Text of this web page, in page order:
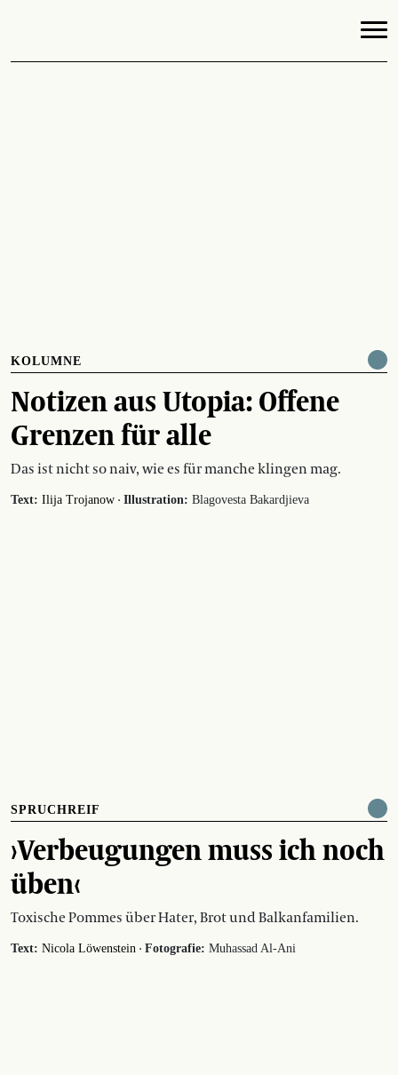
KOLUMNE
Notizen aus Utopia: Offene
Grenzen für alle
Das ist nicht so naiv, wie es für manche klingen mag.
Text: Ilija Trojanow · Illustration: Blagovesta Bakardjieva
SPRUCHREIF
›Verbeugungen muss ich noch
üben‹
Toxische Pommes über Hater, Brot und Balkanfamilien.
Text: Nicola Löwenstein · Fotografie: Muhassad Al-Ani